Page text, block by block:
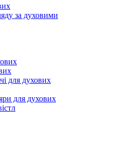
за духовими
для духових
для духових